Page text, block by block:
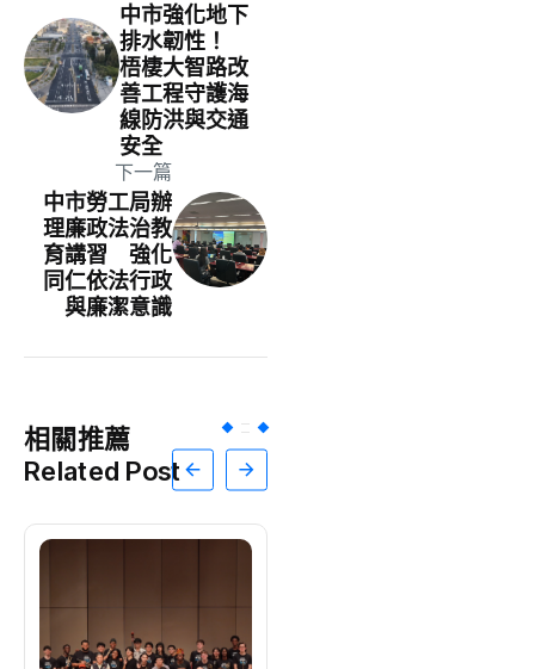
中市強化地下
排水韌性！
梧棲大智路改
善工程守護海
線防洪與交通
安全
下一篇
中市勞工局辦
理廉政法治教
育講習 強化
同仁依法行政
與廉潔意識
相關推薦
Related Post